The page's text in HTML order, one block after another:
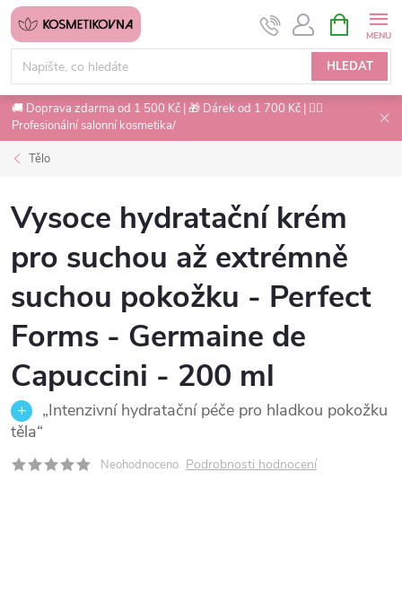
Přejít
obsah
HLEDAT
NÁKUPNÍ
KOŠÍK
🚚 Doprava zdarma od 1 500 Kč | 🎁 Dárek od 1 700 Kč | 💇‍♀️
Profesionální salonní kosmetika/
Tělo
Vysoce hydratační krém
pro suchou až extrémně
suchou pokožku - Perfect
Forms - Germaine de
Capuccini - 200 ml
„Intenzivní hydratační péče pro hladkou pokožku
těla“
Neohodnoceno Podrobnosti hodnocení